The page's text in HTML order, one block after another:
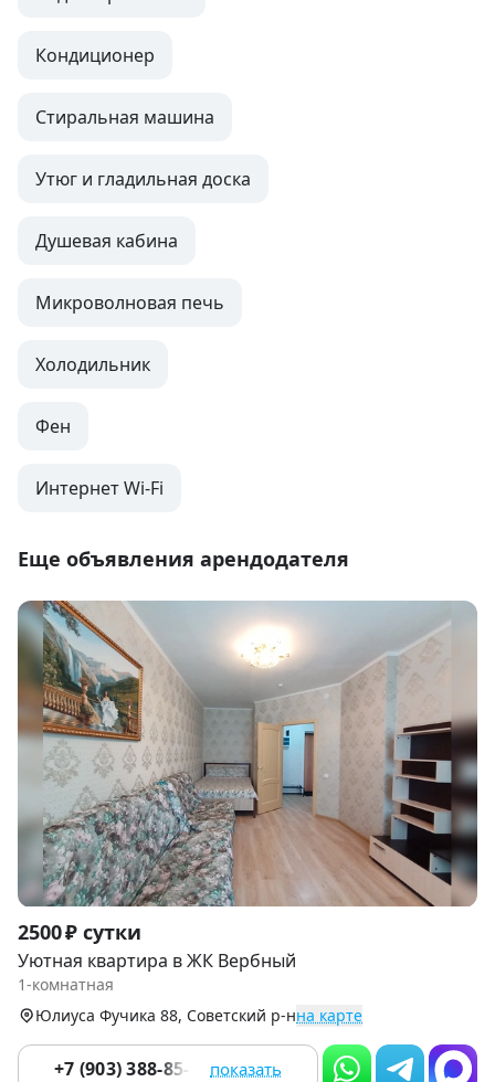
Кондиционер
Стиральная машина
Утюг и гладильная доска
Душевая кабина
Микроволновая печь
Холодильник
Фен
Интернет Wi-Fi
Еще объявления арендодателя
Item
1
of
9
2500 ₽ сутки
Уютная квартира в ЖК Вербный
1-комнатная
Юлиуса Фучика 88, Советский р-нна карте
+7 (903) 388-85-42 показать